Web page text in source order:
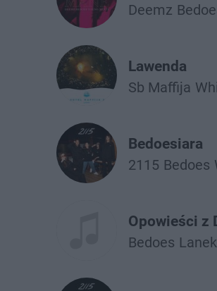
Deemz
Lawenda
Sb Maffija
Bedoesiara
2115 Bedoes
Opowieści z
Bedoes Lanek